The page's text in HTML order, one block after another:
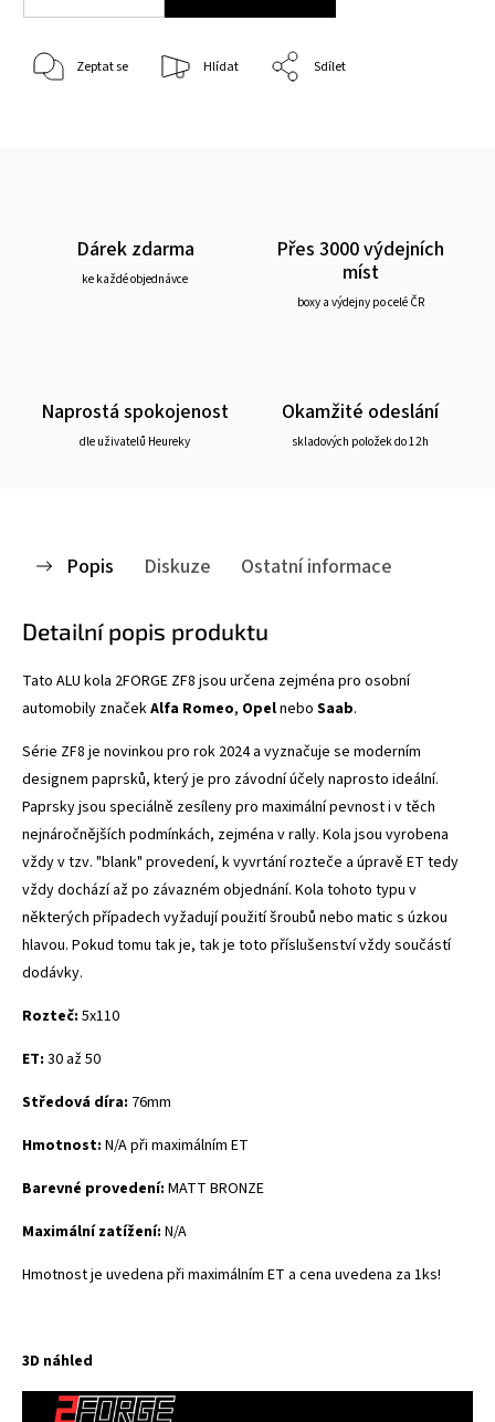
Zeptat se Hlídat Sdílet
Dárek zdarma
ke každé objednávce
Přes 3000 výdejních
míst
boxy a výdejny po celé ČR
Naprostá spokojenost
dle uživatelů Heureky
Okamžité odeslání
skladových položek do 12h
Popis Diskuze Ostatní informace
Detailní popis produktu
Tato ALU kola 2FORGE ZF8 jsou určena zejména pro osobní
automobily značekAlfa Romeo, Opelnebo Saab.
Série ZF8 je novinkou pro rok 2024 a vyznačuje se moderním
designem paprsků, který je pro závodní účely naprosto ideální.
Paprsky jsou speciálně zesíleny pro maximální pevnost i v těch
nejnáročnějších podmínkách, zejména v rally. Kola jsou vyrobena
vždy v tzv. "blank" provedení, k vyvrtání rozteče a úpravě ET tedy
vždy dochází až po závazném objednání. Kola tohoto typu v
některých případech vyžadují použití šroubů nebo matic s úzkou
hlavou. Pokud tomu tak je, tak je toto příslušenství vždy součástí
dodávky.
Rozteč: 5x110
ET: 30 až 50
Středová díra: 76mm
Hmotnost: N/A při maximálním ET
Barevné provedení: MATT BRONZE
Maximální zatížení: N/A
Hmotnost je uvedena při maximálním ET a cena uvedena za 1ks!
3D náhled